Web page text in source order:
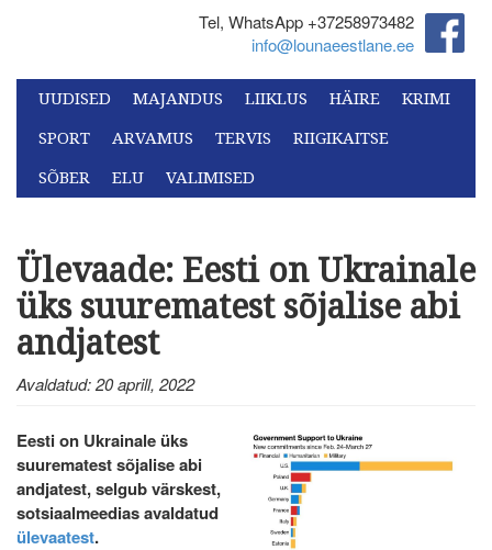
Tel, WhatsApp +37258973482‬
info@lounaeestlane.ee
UUDISED MAJANDUS LIIKLUS HÄIRE
KRIMI
SPORT
ARVAMUS TERVIS
RIIGIKAITSE
SÕBER
ELU VALIMISED
Ülevaade: Eesti on Ukrainale
üks suurematest sõjalise abi
andjatest
Avaldatud: 20 aprill, 2022
Eesti on Ukrainale üks
suurematest sõjalise abi
andjatest, selgub värskest,
sotsiaalmeedias avaldatud
ülevaatest.